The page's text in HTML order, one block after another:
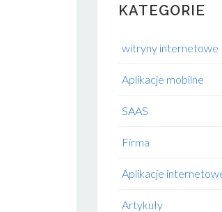
KATEGORIE
witryny internetowe
Aplikacje mobilne
SAAS
Firma
Aplikacje
Artykuły